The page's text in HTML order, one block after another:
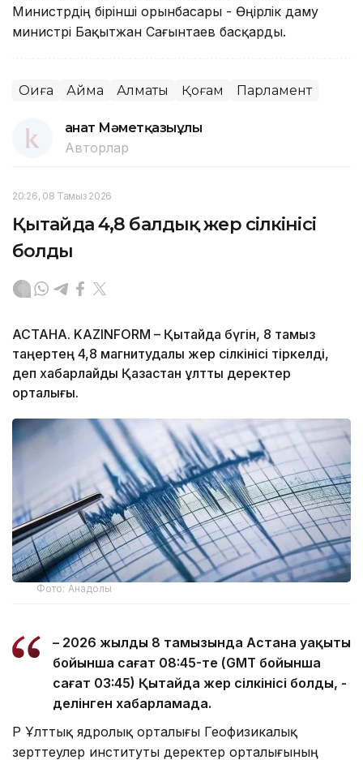
Министрдің бірінші орынбасары - Өңірлік даму
министрі Бақытжан Сағынтаев басқарды.
Оқиға Аймақ Алматы Қоғам Парламент
Қанат Мәметқазыұлы
Авторлар
20:26, 08 Тамыз 2026
Қытайда 4,8 балдық жер сілкінісі
болды
АСТАНА. KAZINFORM – Қытайда бүгін, 8 тамыз
таңертең 4,8 магнитудалы жер сілкінісі тіркелді,
деп хабарлайды Қазақстан ұлттық деректер
орталығы.
Фото: Анадолы
– 2026 жылдың 8 тамызында Астана уақыты
бойынша сағат 08:45-те (GMT бойынша
сағат 03:45) Қытайда жер сілкінісі болды, -
делінген хабарламада.
ҚР Ұлттық ядролық орталығы Геофизикалық
зерттеулер институты деректер орталығының